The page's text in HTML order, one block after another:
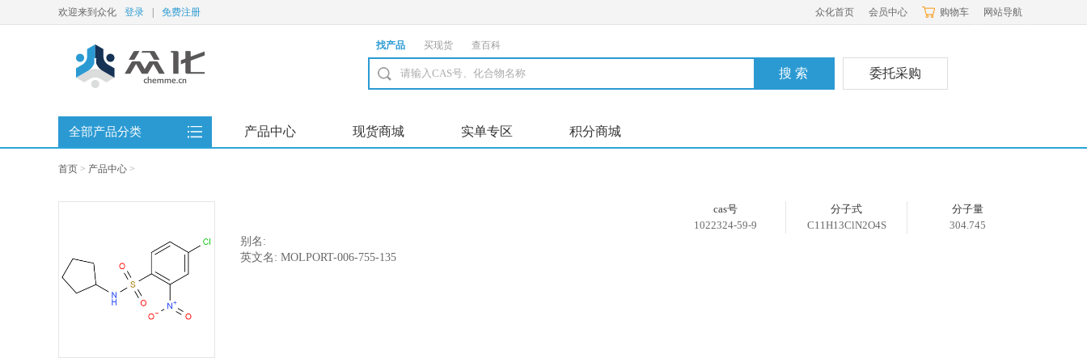
欢迎来到众化 登录 免费注册 众化首页 会员中心 购物车 网站导航
找产品 买现货 查百科
委托采购
全部产品分类 产品中心 现货商城 实单专区 积分商城
首页 > 产品中心 >
别名:
英文名: MOLPORT-006-755-135
cas号
1022324-59-9
分子式
C11H13ClN2O4S
分子量
304.745